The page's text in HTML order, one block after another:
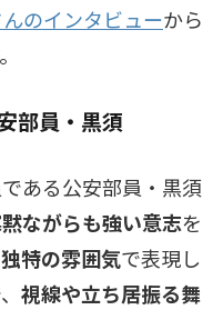
のインタビューから
部員・黒須
ある公安部員・黒須
ながらも強い意志を
独特の雰囲気で表現し
視線や立ち居振る舞